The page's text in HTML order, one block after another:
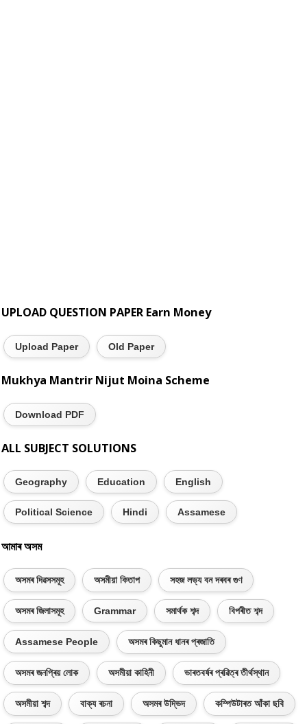
UPLOAD QUESTION PAPER Earn Money
Upload Paper Old Paper
Mukhya Mantrir Nijut Moina Scheme
Download PDF
ALL SUBJECT SOLUTIONS
Geography Education English
Political Science Hindi Assamese
আমাৰ অসম
অসমৰ দিৱসসমূহ অসমীয়া কিতাপ সহজ লভ্য বন দৰবৰ গুণ
অসমৰ জিলাসমূহ Grammar সমাৰ্থক শব্দ বিপৰীত শব্দ
Assamese People অসমৰ কিছুমান ধানৰ প্ৰজাতি
অসমৰ জনপ্ৰিয় লোক অসমীয়া কাহিনী ভাৰতবৰ্ষৰ প্ৰৱিত্ৰ তীৰ্থস্থান
অসমীয়া শব্দ বাক্য ৰচনা অসমৰ উদ্ভিদ কম্পিউটাৰত আঁকা ছবি